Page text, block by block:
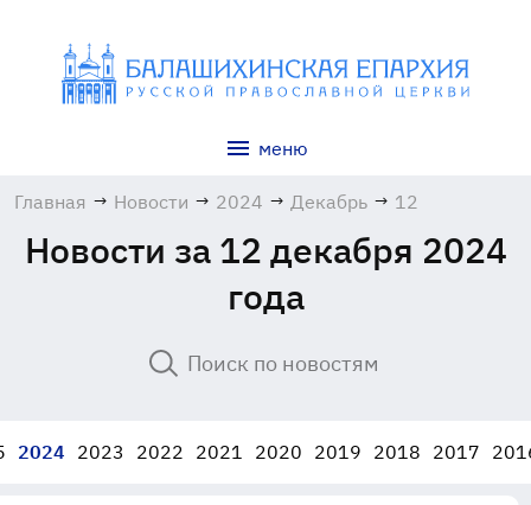
меню
Главная → Новости → 2024 → Декабрь → 12
Новости за 12 декабря 2024
года
2024 2023 2022 2021 2020 2019 2018 2017